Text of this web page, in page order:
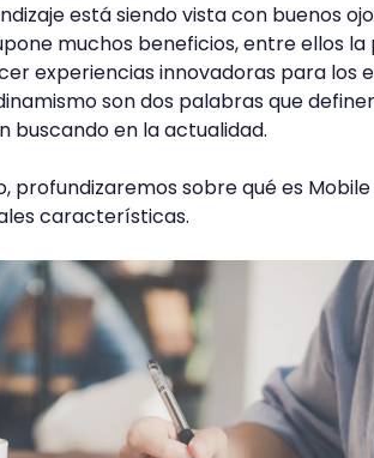
está siendo vista con buenos
muchos beneficios, entre ellos
experiencias innovadoras para los
son dos palabras que
buscando en la actualidad.
profundizaremos sobre qué es
características.